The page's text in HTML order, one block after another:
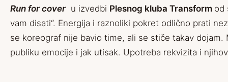
Run for cover u izvedbi Plesnog kluba Transform od
vam disati“. Energija i raznoliki pokret odlično prati
se koreograf nije bavio time, ali se stiče takav
publiku emocije i jak utisak. Upotreba rekvizita i